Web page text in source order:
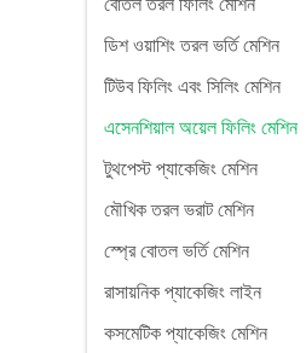
বোতল তরল ফিলিং মেশিন
ডিশ ওয়াশিং তরল ভর্তি মেশিন
টিউব ফিলিং এবং সিলিং মেশিন
এসেনশিয়াল অয়েল ফিলিং মেশিন
টুথপেস্ট প্যাকেজিং মেশিন
মৌখিক তরল ভরাট মেশিন
স্প্রে বোতল ভর্তি মেশিন
রাসায়নিক প্যাকেজিং লাইন
কসমেটিক প্যাকেজিং মেশিন